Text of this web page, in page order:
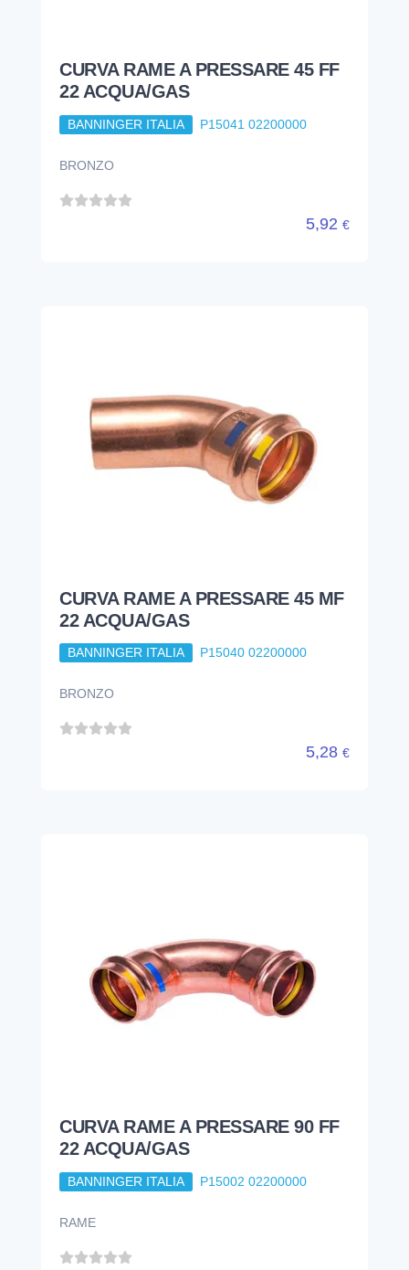
CURVA RAME A PRESSARE 45 FF
22 ACQUA/GAS
BANNINGER ITALIA P15041 02200000
BRONZO
5,92 €
CURVA RAME A PRESSARE 45 MF
22 ACQUA/GAS
BANNINGER ITALIA P15040 02200000
BRONZO
5,28 €
CURVA RAME A PRESSARE 90 FF
22 ACQUA/GAS
BANNINGER ITALIA P15002 02200000
RAME